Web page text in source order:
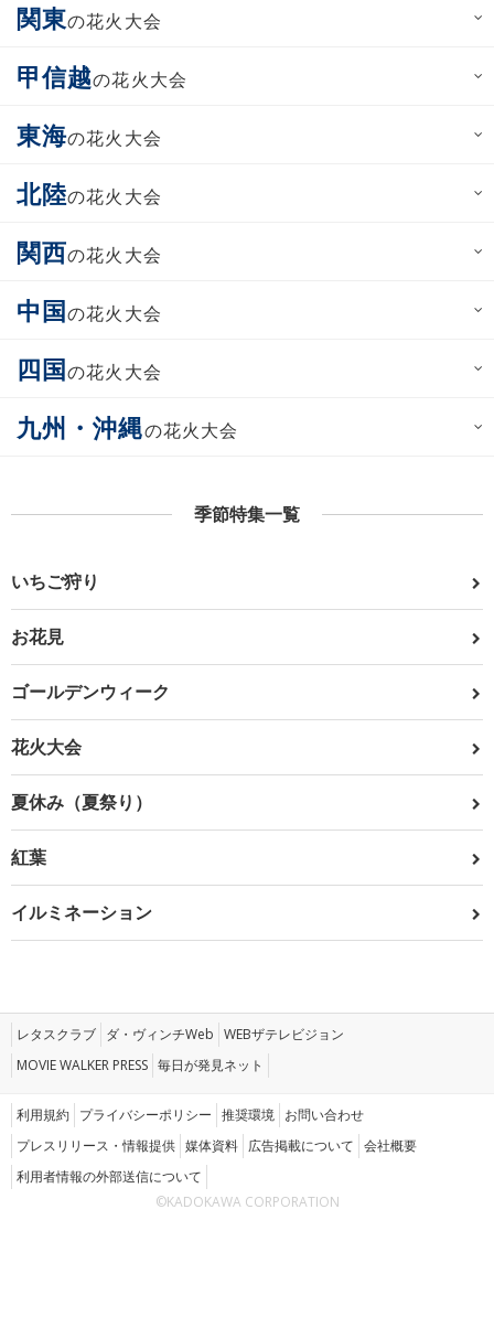
関東の花火大会
甲信越の花火大会
東海の花火大会
北陸の花火大会
関西の花火大会
中国の花火大会
四国の花火大会
九州・沖縄の花火大会
季節特集一覧
いちご狩り
お花見
ゴールデンウィーク
花火大会
夏休み（夏祭り）
紅葉
イルミネーション
レタスクラブ ダ・ヴィンチWeb WEBザテレビジョン
MOVIE WALKER PRESS 毎日が発見ネット
利用規約 プライバシーポリシー 推奨環境 お問い合わせ
プレスリリース・情報提供 媒体資料 広告掲載について 会社概要
利用者情報の外部送信について
©KADOKAWA CORPORATION